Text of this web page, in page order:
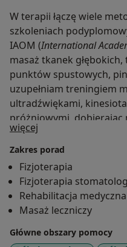
W terapii łączę wiele
szkoleniach
IAOM (International
masaż tkanek
punktów spustowych,
uzupełniam treningiem
ultradźwiękami,
próżniowymi,
potrzeb pacjenta.
więcej
Zakres porad
Fizjoterapia
Fizjoterapia
Rehabilitacja medyczna
Masaż leczniczy
Główne obszary pomocy